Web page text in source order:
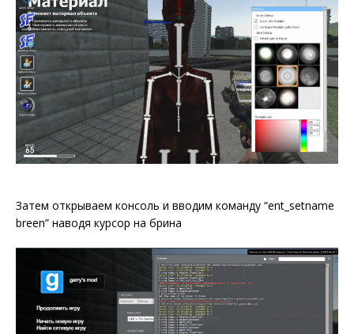
Затем открываем консоль и вводим команду “ent_setname
breen” наводя курсор на брина